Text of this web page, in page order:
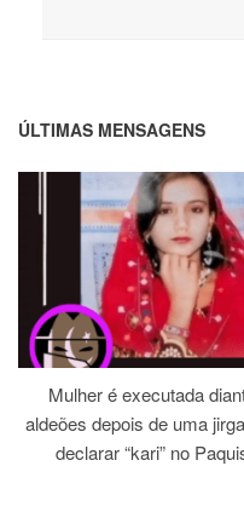
ÚLTIMAS MENSAGENS
Mulher é executada
aldeões depois de uma
declarar “kari” no